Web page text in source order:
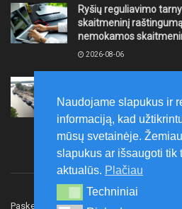
Ryšių reguliavimo
skaitmeninį
nemokamos
2026-08-06
Klaipėdoje juda į priekį
2026-08-06
Paskelbk naujieną Rašyti redakcijai
Naudojame slapukus ir
informaciją, kad
mūsų svetainėje.
slapukus ar išsaugoti tik
aktualūs. Plačiau
Techniniai
Techniniai